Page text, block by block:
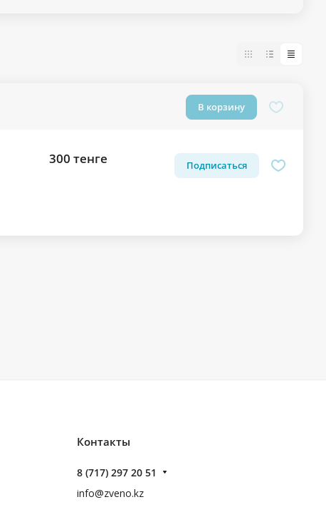
В корзину
300 тенге Подписаться
Контакты
8 (717) 297 20 51
info@zveno.kz